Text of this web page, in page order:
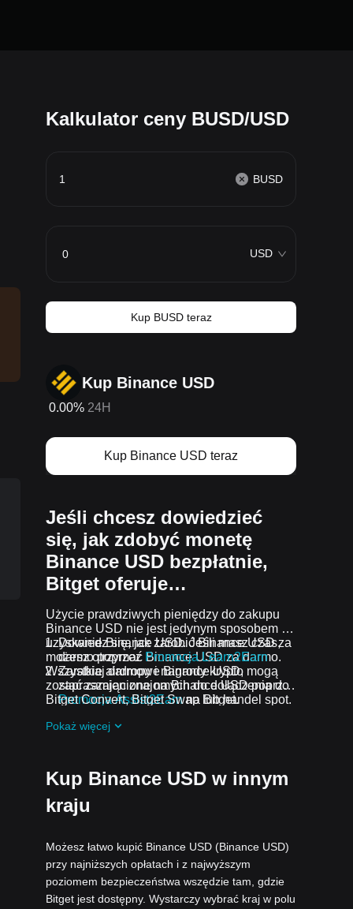
Kalkulator ceny BUSD/USD
BUSD
USD
Kup BUSD teraz
Kup Binance USD
0.00% 24H
Kup Binance USD teraz
Jeśli chcesz dowiedzieć
się, jak zdobyć monetę
Binance USD bezpłatnie,
Bitget oferuje…
Użycie prawdziwych pieniędzy do zakupu
Binance USD nie jest jedynym sposobem na
uzyskanie Binance USD. Jeśli masz czas,
możesz otrzymać Binance USD za darmo.
Dowiedz się, jak zarobić Binance USD za
darmo poprzez Promocja Learn2Earn
Zarabiaj darmowe Binance USD,
zapraszając znajomych do dołączenia do
Promocja Assist2Earnna Bitget.
dołączając do
Wszystkie airdropy i nagrody krypto mogą
zostać zamienione na Binance USD poprzez
Bitget Convert, Bitget Swap lub handel spot.
Pokaż więcej
Kup Binance USD w innym
kraju
Możesz łatwo kupić Binance USD (Binance USD)
przy najniższych opłatach i z najwyższym
poziomem bezpieczeństwa wszędzie tam, gdzie
Bitget jest dostępny. Wystarczy wybrać kraj w polu